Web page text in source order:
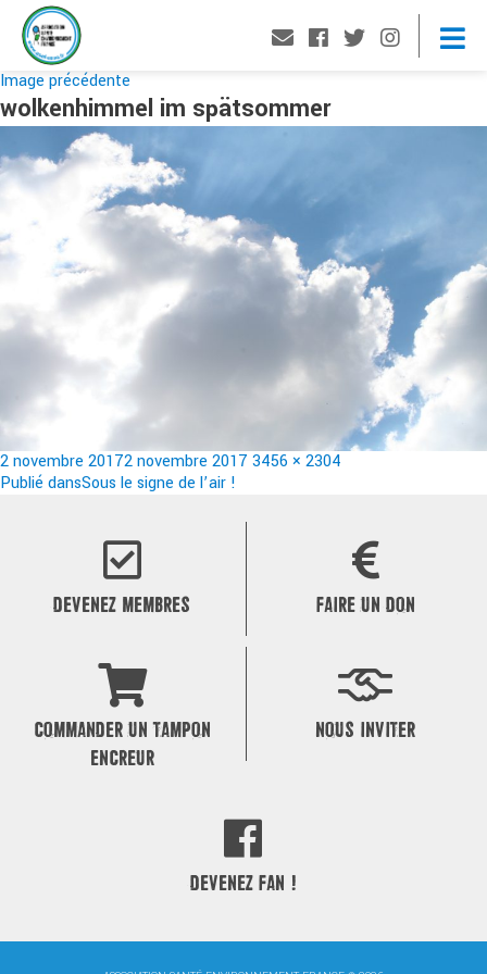
Image précédente
wolkenhimmel im spätsommer
Publié
le
2 novembre 20172 novembre 2017 Taille
3456 × 2304
Navigation
Publié dansSous le signe de l’air !
DEVENEZ MEMBRES FAIRE UN DON
COMMANDER UN TAMPON
ENCREUR
NOUS INVITER
DEVENEZ FAN !